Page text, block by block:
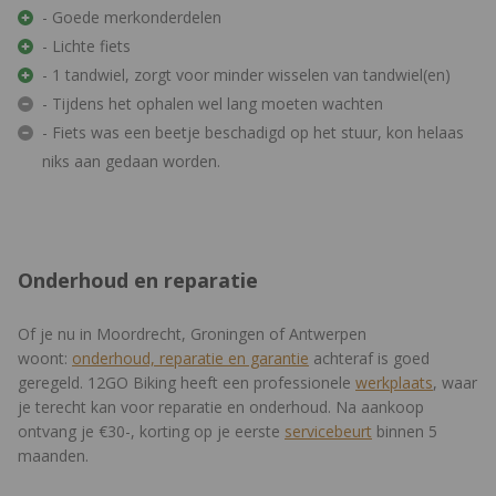
- Goede merkonderdelen
- Lichte fiets
- 1 tandwiel, zorgt voor minder wisselen van tandwiel(en)
- Tijdens het ophalen wel lang moeten wachten
- Fiets was een beetje beschadigd op het stuur, kon helaas
niks aan gedaan worden.
Onderhoud en reparatie
Of je nu in Moordrecht, Groningen of Antwerpen
woont: onderhoud, reparatie en garantie achteraf is goed
geregeld. 12GO Biking heeft een professionele werkplaats, waar
je terecht kan voor reparatie en onderhoud. Na aankoop
ontvang je €30-, korting op je eerste servicebeurt binnen 5
maanden.